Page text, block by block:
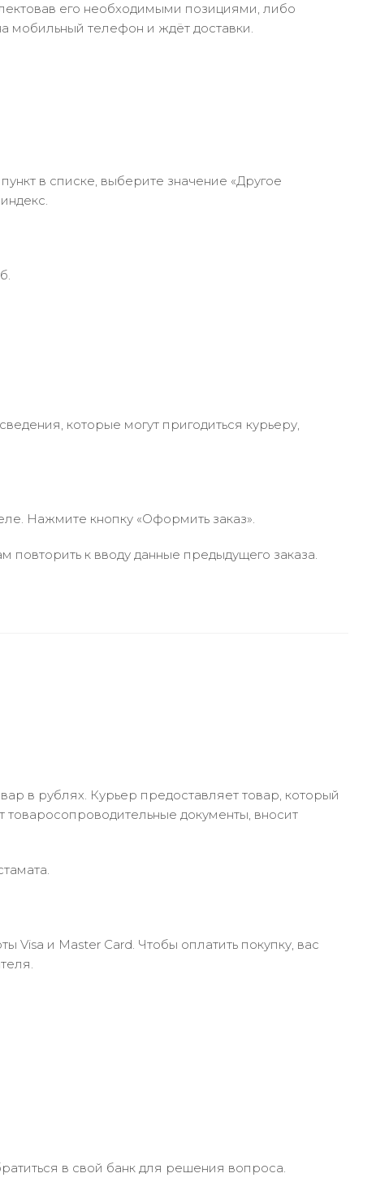
его необходимыми позициями, либо
мобильный телефон и ждёт доставки.
в списке, выберите значение «Другое
которые могут пригодиться курьеру,
Нажмите кнопку «Оформить заказ».
к вводу данные предыдущего заказа.
в рублях. Курьер предоставляет товар, который
документы, вносит
и Master Card. Чтобы оплатить покупку, вас
в свой банк для решения вопроса.